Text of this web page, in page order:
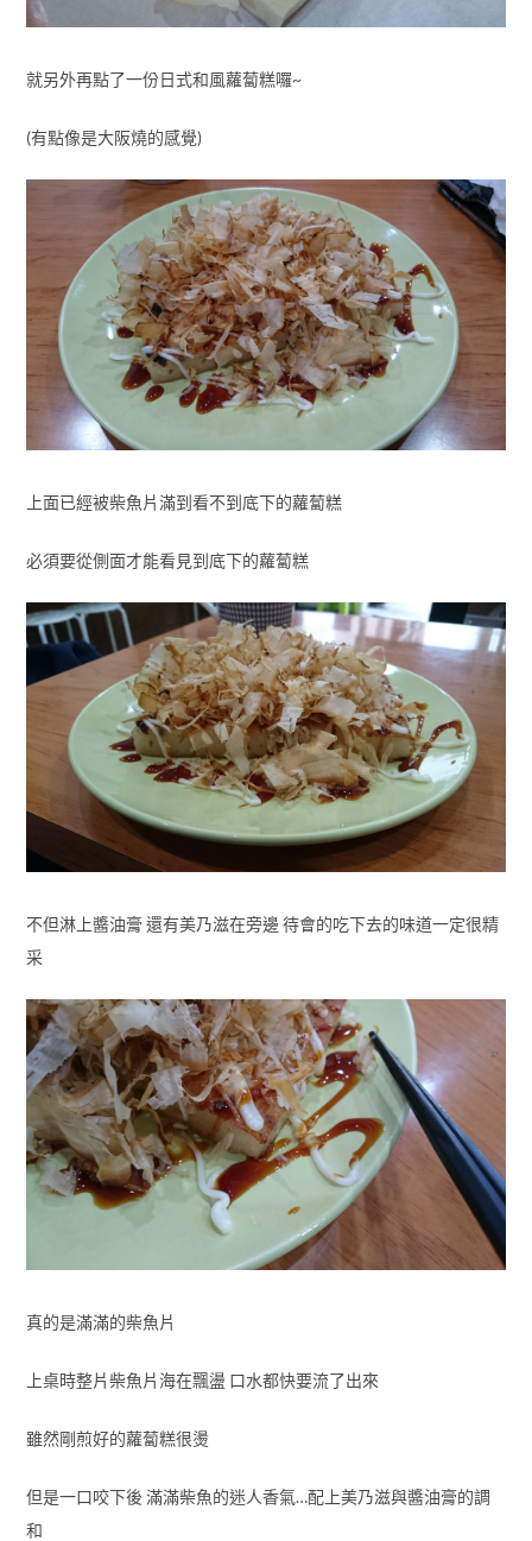
就另外再點了一份日式和風蘿蔔糕囉~
(有點像是大阪燒的感覺)
上面已經被柴魚片滿到看不到底下的蘿蔔糕
必須要從側面才能看見到底下的蘿蔔糕
不但淋上醬油膏 還有美乃滋在旁邊 待會的吃下去的味道一定很精
采
真的是滿滿的柴魚片
上桌時整片柴魚片海在飄盪 口水都快要流了出來
雖然剛煎好的蘿蔔糕很燙
但是一口咬下後 滿滿柴魚的迷人香氣…配上美乃滋與醬油膏的調
和